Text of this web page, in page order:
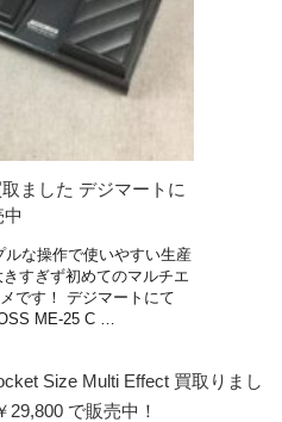
ました デジマートに
な操作で使いやすい生産
すぎず初めてのマルチエ
です！ デジマートにて
ME-25 C …
Size Multi Effect 買取りまし
で販売中！